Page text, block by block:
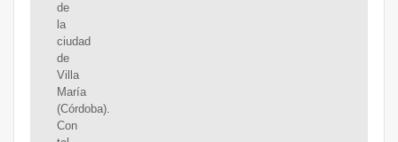
de
la
ciudad
de
Villa
María
(Córdoba).
Con